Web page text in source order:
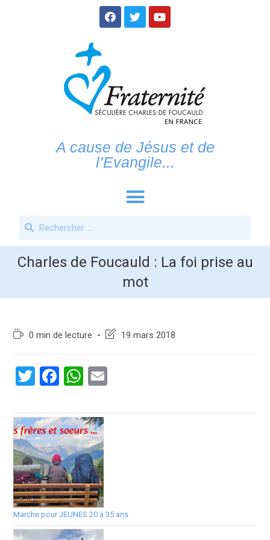
A cause de Jésus et de
l’Evangile...
Charles de Foucauld : La foi prise au
mot
0 min de lecture 19 mars 2018
T
tt
er
F
ce
b
o
o
k
W
at
s
A
p
p
Marche pour JEUNES 20 à 35 ans